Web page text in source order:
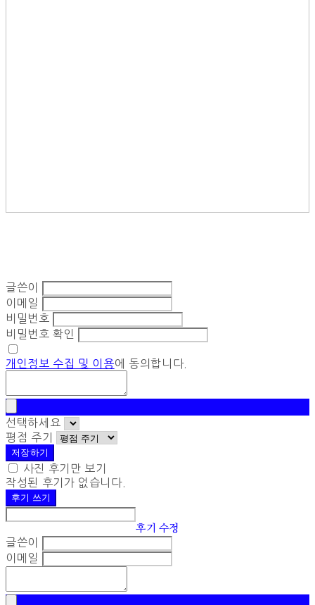
글쓴이
이메일
비밀번호
비밀번호 확인
개인정보 수집 및 이용에 동의합니다.
선택하세요
평점 주기
저장하기
사진 후기만 보기
작성된 후기가 없습니다.
후기 쓰기
후기 수정
글쓴이
이메일